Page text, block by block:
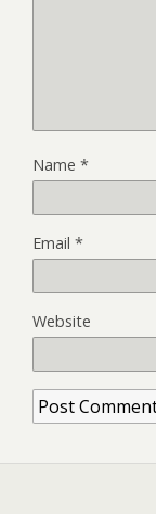
Name *
Email *
Website